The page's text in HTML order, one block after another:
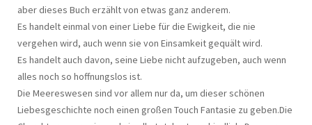
aber dieses Buch erzählt von etwas ganz anderem.
Es handelt einmal von einer Liebe für die Ewigkeit, die nie
vergehen wird, auch wenn sie von Einsamkeit gequält wird.
Es handelt auch davon, seine Liebe nicht aufzugeben, auch wenn
alles noch so hoffnungslos ist.
Die Meereswesen sind vor allem nur da, um dieser schönen
Liebesgeschichte noch einen großen Touch Fantasie zu geben.Die